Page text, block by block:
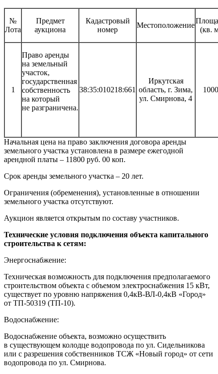
№
Лота
Предмет
аукциона
Кадастровый
номер
Местоположение
(кв.
1
Право аренды
на земельный
участок,
государственная
собственность
на который
не разграничена.
38:35:010218:661
Иркутская
область, г. Зима,
ул. Смирнова, 4
1000
Начальная цена на право заключения договора аренды
земельного участка установлена в размере ежегодной
арендной платы – 11800 руб. 00 коп.
Срок аренды земельного участка – 20 лет.
Ограничения (обременения), установленные в отношении
земельного участка отсутствуют.
Аукцион является открытым по составу участников.
Технические условия подключения объекта капитального
строительства к сетям:
Энергоснабжение:
Техническая возможность для подключения предполагаемого
строительством объекта с объемом электроснабжения 15 кВт,
существует по уровню напряжения 0,4кВ-ВЛ-0,4кВ «Город»
от ТП-50319 (ТП-10).
Водоснабжение:
Водоснабжение объекта, возможно осуществить
в существующем колодце водопровода по ул. Сидельникова
или с разрешения собственников ТСЖ «Новый город» от сети
водопровода по ул. Смирнова.